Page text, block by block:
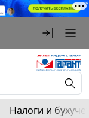
Налоги и